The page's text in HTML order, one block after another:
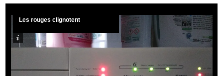
Les rouges clignotent